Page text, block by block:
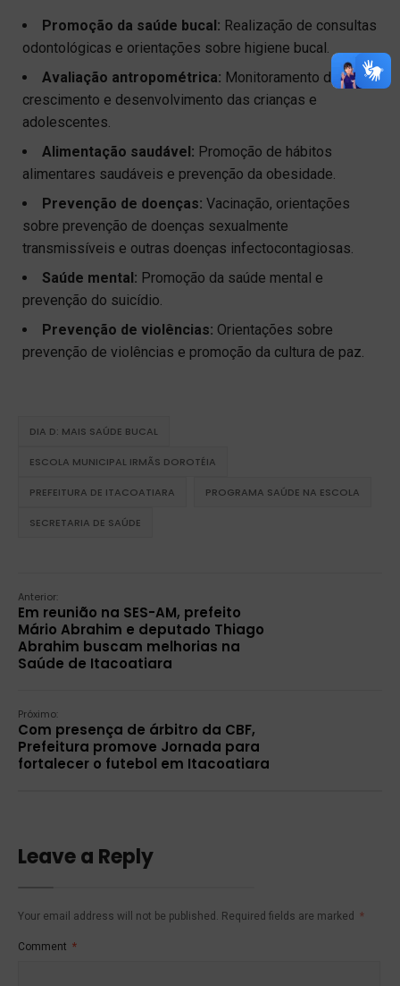
Promoção da saúde bucal: Realização de consultas
odontológicas e orientações sobre higiene bucal.
Avaliação antropométrica: Monitoramento do
crescimento e desenvolvimento das crianças e
adolescentes.
Alimentação saudável: Promoção de hábitos
alimentares saudáveis e prevenção da obesidade.
Prevenção de doenças: Vacinação, orientações
sobre prevenção de doenças sexualmente
transmissíveis e outras doenças infectocontagiosas.
Saúde mental: Promoção da saúde mental e
prevenção do suicídio.
Prevenção de violências: Orientações sobre
prevenção de violências e promoção da cultura de paz.
DIA D: MAIS SAÚDE BUCAL
ESCOLA MUNICIPAL IRMÃS DOROTÉIA
PREFEITURA DE ITACOATIARA PROGRAMA SAÚDE NA ESCOLA
SECRETARIA DE SAÚDE
Anterior:
Em reunião na SES-AM, prefeito
Mário Abrahim e deputado Thiago
Abrahim buscam melhorias na
Saúde de Itacoatiara
Próximo:
Com presença de árbitro da CBF,
Prefeitura promove Jornada para
fortalecer o futebol em Itacoatiara
Leave a Reply
Your email address will not be published. Required fields are marked *
Comment *